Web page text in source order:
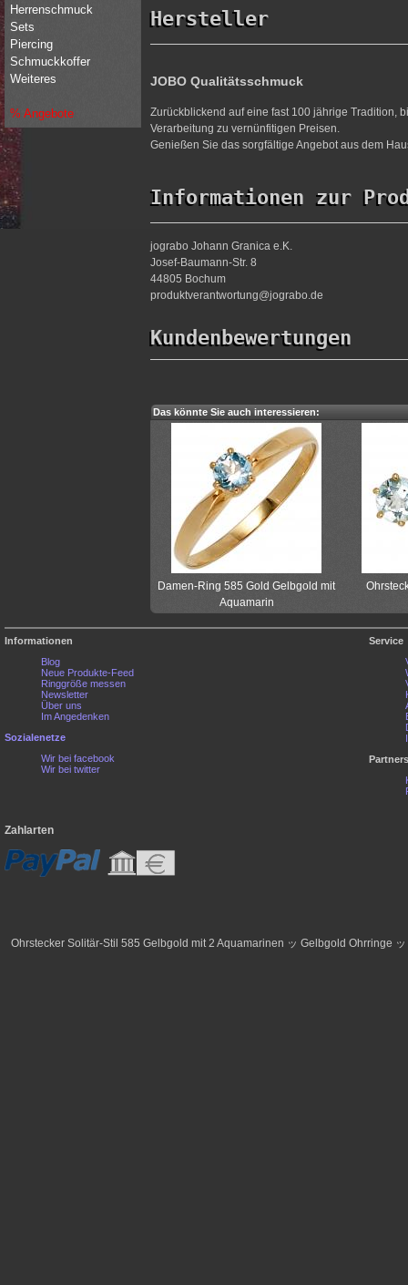
Hersteller
JOBO Qualitätsschmuck
Zurückblickend auf eine fast 100 jährige Tradition,
Verarbeitung zu vernünfitigen Preisen.
Genießen Sie das sorgfältige Angebot aus dem
Informationen zur
jograbo Johann Granica e.K.
Josef-Baumann-Str. 8
44805 Bochum
produktverantwortung@jograbo.de
Kundenbewertungen
Das könnte Sie auch interessieren:
Damen-Ring 585 Gold Gelbgold mit
Aquamarin
Herrenschmuck
Sets
Piercing
Schmuckkoffer
Weiteres
% Angebote
Informationen
Blog
Neue Produkte-Feed
Ringgröße messen
Newsletter
Über uns
Im Angedenken
Sozialenetze
Wir bei facebook
Wir bei twitter
Service
Zahlarten
Ohrstecker Solitär-Stil 585 Gelbgold mit 2 Aquamarinen ッ Gelbgold Ohrringe ッ